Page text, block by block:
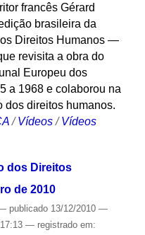
francês Gérard
brasileira da
Direitos Humanos —
revisita a obra do
Europeu dos
a 1968 e colaborou na
dos direitos humanos.
/Vídeos /Vídeos
dos Direitos
de 2010
publicado13/12/2010 —
— registrado em: